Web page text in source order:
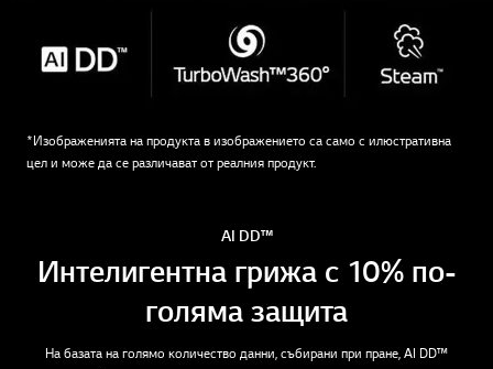
*Изображенията на продукта в изображението са само с илюстративна
цел и може да се различават от реалния продукт.
AI DD™
Интелигентна грижа с 10% по-
голяма защита
На базата на голямо количество данни, събирани при пране, AI DD™